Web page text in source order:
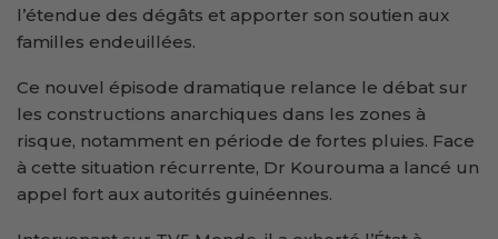
l’étendue des dégâts et apporter son soutien aux
familles endeuillées.
Ce nouvel épisode dramatique relance le débat sur
les constructions anarchiques dans les zones à
risque, notamment en période de fortes pluies. Face
à cette situation récurrente, Dr Kourouma a lancé un
appel fort aux autorités guinéennes.